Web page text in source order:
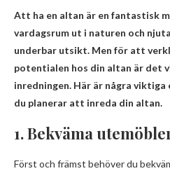
Att ha en altan är en fantastisk
vardagsrum ut i naturen och
underbar utsikt. Men för att
potentialen hos din altan är det
inredningen. Här är några
du planerar att inreda din altan.
1. Bekväma
Först och främst behöver du